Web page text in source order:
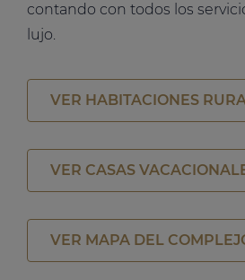
contando con todos los
lujo.
VER HABITACIONES
VER CASAS
VER MAPA DEL